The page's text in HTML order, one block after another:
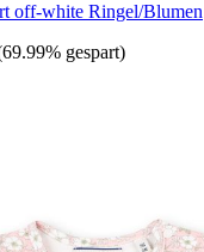
off-white Ringel/Blumen
gespart)